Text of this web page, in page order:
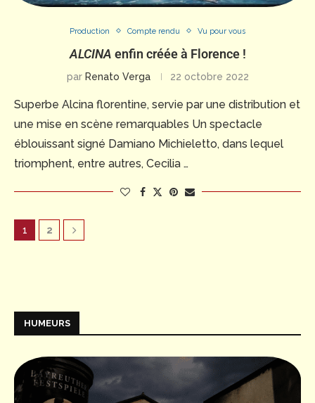
Production Compte rendu Vu pour vous
ALCINA enfin créée à Florence !
par Renato Verga 22 octobre 2022
Superbe Alcina florentine, servie par une distribution et
une mise en scène remarquables Un spectacle
éblouissant signé Damiano Michieletto, dans lequel
triomphent, entre autres, Cecilia …
1 2
HUMEURS